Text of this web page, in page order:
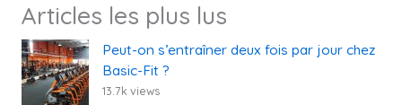
Articles les plus lus
Peut-on s’entraîner deux fois par jour chez
Basic-Fit ?
13.7k views